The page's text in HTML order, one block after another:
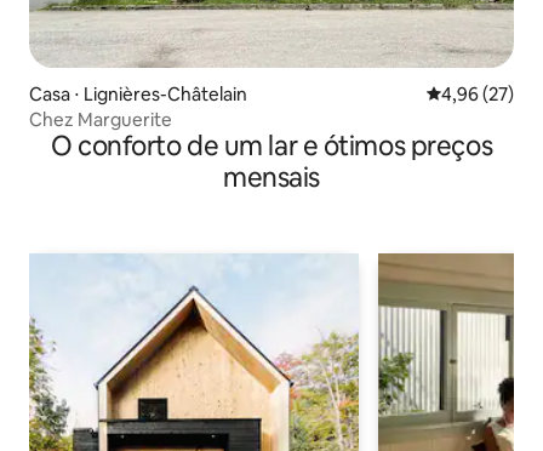
Casa ⋅ Lignières-Châtelain 4,96 de uma
4,96 (27)
Chez Marguerite
O conforto de um lar e ótimos preços
mensais